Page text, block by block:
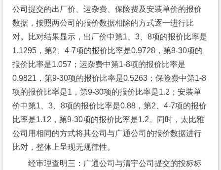
公司提交的出厂价、运杂费、保险费及安装单价的报价
数据，按照两公司的报价数据相除的方式逐一进行比
对。比对结果显示，出厂价中第1、3、8项的报价比率是
1.1295，第2、4-7项的报价比率是0.9728，第9-30项的
报价比率是1.057；运杂费中第1-8项的报价比率是
0.9821，第9-30项的报价比率是0.5263；保险费中第1-8
项的报价比率是1，第9-30项的报价比率是1.2；安装单
价中第1、3、8项的报价比率是0.88，第2、4-7项的报价
比率是1.12，第9-30项的报价比率是1.2。同时，太比雅
公司用相同的方式将其公司与广通公司的报价数据进行
比对，整体上呈现无规律性。
经审理查明三：广通公司与清宇公司提交的投标标